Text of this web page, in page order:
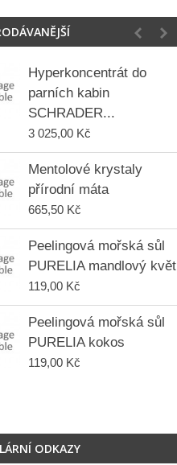
Hyperkoncentrát do
parních kabin
SCHRADER...
3 025,00 Kč
Mentolové krystaly
přírodní máta
665,50 Kč
Peelingová mořská sůl
PURELIA mandlový květ
119,00 Kč
Peelingová mořská sůl
PURELIA kokos
119,00 Kč
ODKAZY